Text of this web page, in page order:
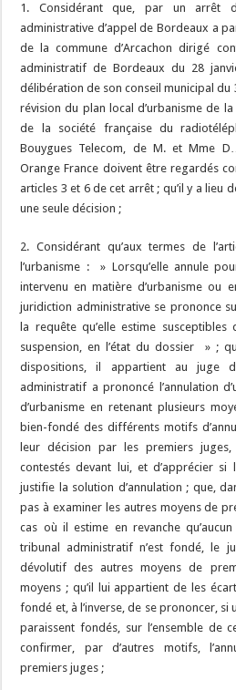
1. Considérant que, par un arrêt
administrative d’appel de Bordeaux a
de la commune d’Arcachon dirigé
administratif de Bordeaux du 28
délibération de son conseil municipal du
révision du plan local d’urbanisme de
de la société française du
Bouygues Telecom, de M. et Mme
Orange France doivent être regardés
articles 3 et 6 de cet arrêt ; qu’il y a lieu
une seule décision ;
2. Considérant qu’aux termes de
l’urbanisme : » Lorsqu’elle annule
intervenu en matière d’urbanisme ou
juridiction administrative se prononce
la requête qu’elle estime
suspension, en l’état du dossier » ;
dispositions, il appartient au juge
administratif a prononcé l’annulation
d’urbanisme en retenant plusieurs
bien-fondé des différents motifs
leur décision par les premiers
contestés devant lui, et d’apprécier si
justifie la solution d’annulation ; que,
pas à examiner les autres moyens de
cas où il estime en revanche
tribunal administratif n’est fondé, le
dévolutif des autres moyens de
moyens ; qu’il lui appartient de les
fondé et, à l’inverse, de se prononcer, si
paraissent fondés, sur l’ensemble de
confirmer, par d’autres motifs,
premiers juges ;